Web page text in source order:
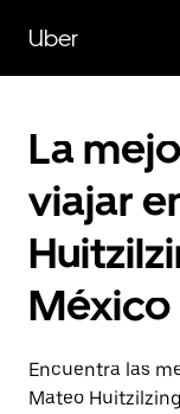
contenido
principal
Uber
La
viajar
México
Encuentra las
Mateo